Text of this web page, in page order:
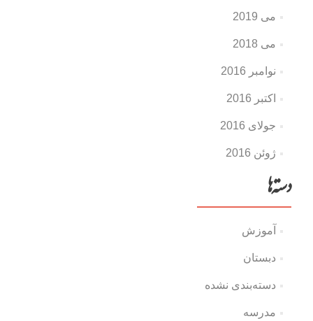
می 2019
می 2018
نوامبر 2016
اکتبر 2016
جولای 2016
ژوئن 2016
دسته‌ها
آموزش
دبستان
دسته‌بندی نشده
مدرسه